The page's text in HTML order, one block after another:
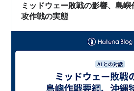
ミッドウェー敗戦の影響、島
攻作戦の実態